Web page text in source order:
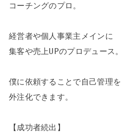
コーチングのプロ。
経営者や個人事業主メインに
集客や売上UPのプロデュース。
僕に依頼することで自己管理を
外注化できます。
【成功者続出】